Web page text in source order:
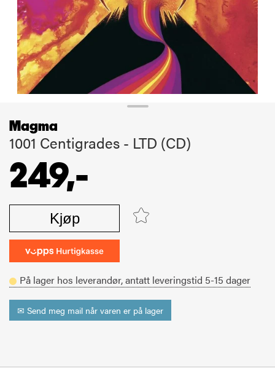
Magma
1001 Centigrades - LTD (CD)
249,-
Kjøp
På lager hos leverandør,antatt leveringstid 5-15 dager
✉ Send meg mail når varen er på lager